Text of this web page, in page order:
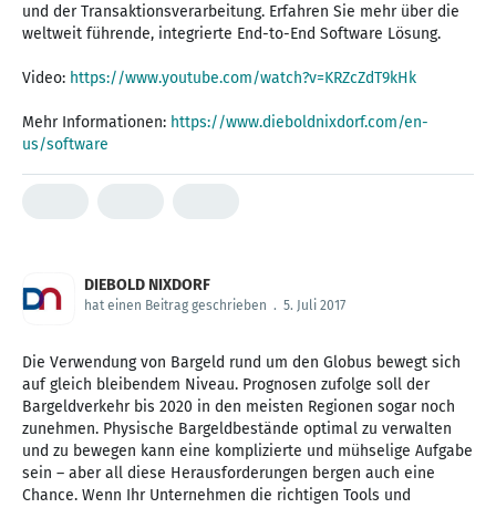
und der Transaktionsverarbeitung. Erfahren Sie mehr über die
weltweit führende, integrierte End-to-End Software Lösung.
Video: https://www.youtube.com/watch?v=KRZcZdT9kHk
Mehr Informationen: https://www.dieboldnixdorf.com/en-
us/software
DIEBOLD NIXDORF
hat einen Beitrag geschrieben . 5. Juli 2017
Die Verwendung von Bargeld rund um den Globus bewegt sich
auf gleich bleibendem Niveau. Prognosen zufolge soll der
Bargeldverkehr bis 2020 in den meisten Regionen sogar noch
zunehmen. Physische Bargeldbestände optimal zu verwalten
und zu bewegen kann eine komplizierte und mühselige Aufgabe
sein – aber all diese Herausforderungen bergen auch eine
Chance. Wenn Ihr Unternehmen die richtigen Tools und